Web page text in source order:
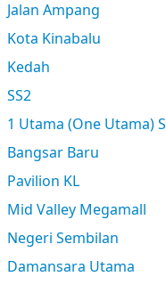
Jalan Ampang
Kota Kinabalu
Kedah
SS2
1 Utama (One Utama)
Bangsar Baru
Pavilion KL
Mid Valley Megamall
Negeri Sembilan
Damansara Utama